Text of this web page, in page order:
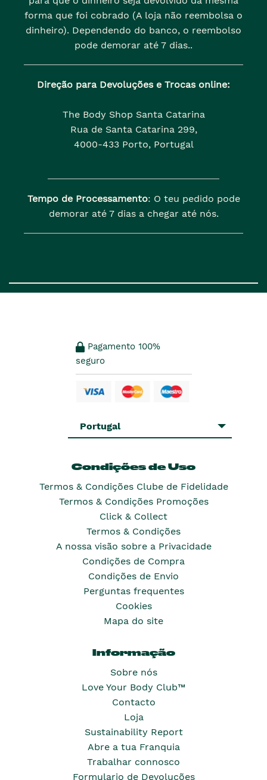
forma que foi cobrado (A loja não reembolsa o
dinheiro). Dependendo do banco, o reembolso
pode demorar até 7 dias..
Direção para Devoluções e Trocas online:
The Body Shop Santa Catarina
Rua de Santa Catarina 299,
4000-433 Porto, Portugal
Tempo de Processamento: O teu pedido pode
demorar até 7 dias a chegar até nós.
Pagamento 100%
seguro
Portugal
Condições de Uso
Termos & Condições Clube de Fidelidade
Termos & Condições Promoções
Click & Collect
Termos & Condições
A nossa visão sobre a Privacidade
Condições de Compra
Condições de Envio
Perguntas frequentes
Cookies
Mapa do site
Informação
Sobre nós
Love Your Body Club™
Contacto
Loja
Sustainability Report
Abre a tua Franquia
Trabalhar connosco
Formulario de Devoluções